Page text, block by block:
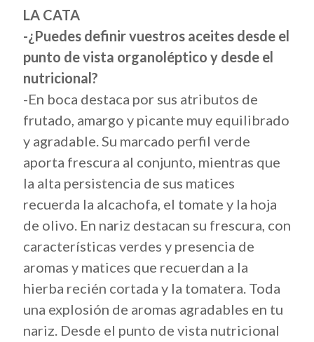
LA CATA
-¿Puedes definir vuestros aceites desde el
punto de vista organoléptico y desde el
nutricional?
-En boca destaca por sus atributos de
frutado, amargo y picante muy equilibrado
y agradable. Su marcado perfil verde
aporta frescura al conjunto, mientras que
la alta persistencia de sus matices
recuerda la alcachofa, el tomate y la hoja
de olivo. En nariz destacan su frescura, con
características verdes y presencia de
aromas y matices que recuerdan a la
hierba recién cortada y la tomatera. Toda
una explosión de aromas agradables en tu
nariz. Desde el punto de vista nutricional